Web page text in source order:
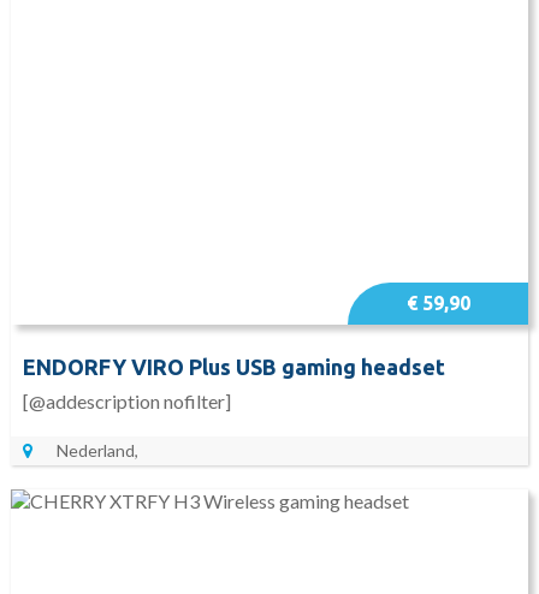
€ 59,90
ENDORFY VIRO Plus USB gaming headset
[@addescription nofilter]
Nederland,